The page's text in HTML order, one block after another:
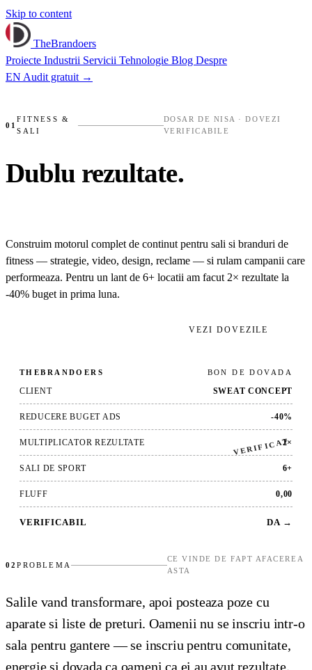
Skip to content
TheBrandoers
Proiecte Industrii Servicii Tehnologie Blog Despre
EN Audit gratuit →
01
FITNESS &
SALI
DOSAR DE NISA · DOVEZI
VERIFICABILE
Dublu rezultate.
Construim motorul complet de continut pentru sali si branduri de
fitness — strategie, video, design, reclame — si rulam campanii care
performeaza. Pentru un lant de 6+ locatii am facut 2× rezultate la
-40% buget in prima luna.
VEZI DOVEZILE
THEBRANDOERS BON DE DOVADA
CLIENT SWEAT CONCEPT
REDUCERE BUGET ADS -40%
MULTIPLICATOR REZULTATE 2×
SALI DE SPORT 6+
FLUFF 0,00
VERIFICABIL DA →
VERIFICAT
02PROBLEMA
CE VINDE DE FAPT AFACEREA
ASTA
Salile vand transformare, apoi posteaza poze cu
aparate si liste de preturi. Oamenii nu se inscriu intr-o
sala pentru gantere — se inscriu pentru comunitate,
energie si dovada ca oameni ca ei au avut rezultate.